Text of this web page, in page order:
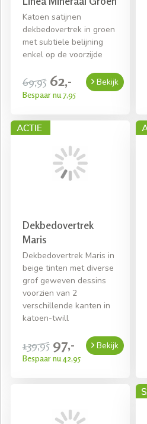
Katoen satijnen
dekbedovertrek in groen
met subtiele belijning
enkel op de voorzijde
69,95 62,-
Bespaar nu 7,95
Bekijk
Dekbedovertrek
Maris
Dekbedovertrek Maris in
beige tinten met diverse
grof geweven dessins
voorzien van 2
verschillende kanten in
katoen-twill
139,95 97,-
Bespaar nu 42,95
Bekijk